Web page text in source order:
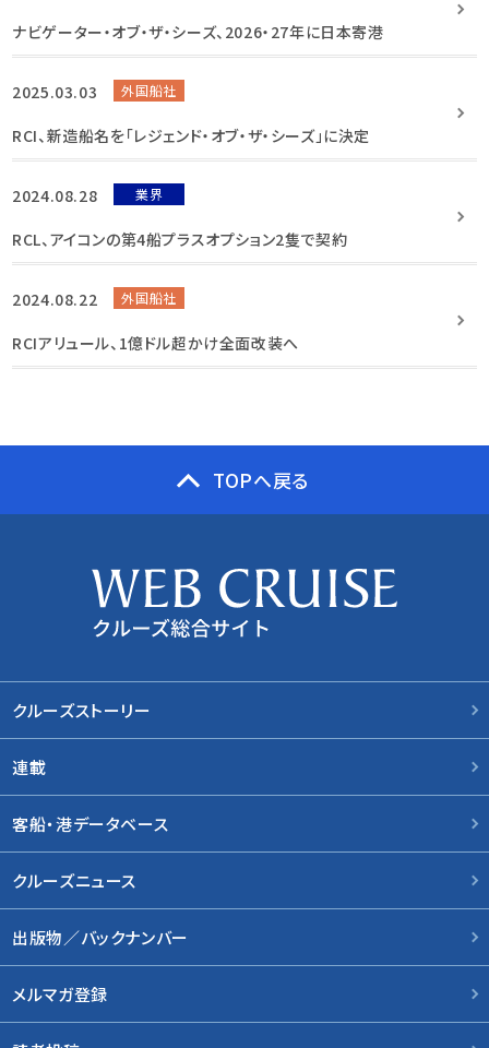
ナビゲーター・オブ・ザ・シーズ、2026・27年に日本寄港
2025.03.03 外国船社
RCI、新造船名を「レジェンド・オブ・ザ・シーズ」に決定
2024.08.28 業界
RCL、アイコンの第4船プラスオプション2隻で契約
2024.08.22 外国船社
RCIアリュール、1億ドル超かけ全面改装へ
TOPへ戻る
クルーズストーリー
連載
客船・港データベース
クルーズニュース
出版物／バックナンバー
メルマガ登録